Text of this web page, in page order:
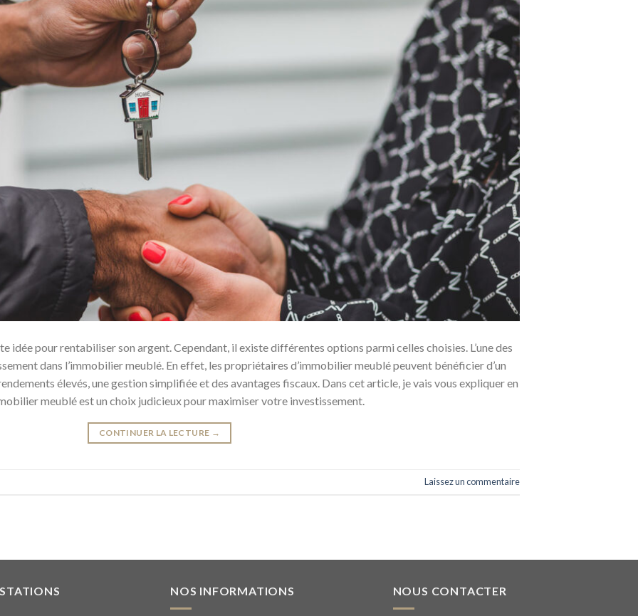
idée pour rentabiliser son argent. Cependant, il existe différentes options parmi celles choisies. L’une des
dans l’immobilier meublé. En effet, les propriétaires d’immobilier meublé peuvent bénéficier d’un
élevés, une gestion simplifiée et des avantages fiscaux. Dans cet article, je vais vous expliquer en
meublé est un choix judicieux pour maximiser votre investissement.
CONTINUER LA LECTURE →
Laissez un commentaire
NOS INFORMATIONS NOUS CONTACTER